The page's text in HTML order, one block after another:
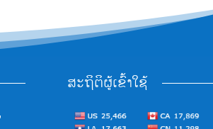
ສະຖິຕິຜູ້ເຂົ້າໃຊ້